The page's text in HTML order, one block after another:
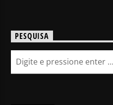
PESQUISA